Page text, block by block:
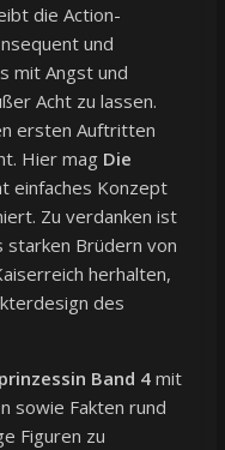
die Action-
und
mit Angst und
Acht zu lassen.
ersten Auftritten
Hier mag Die
einfaches Konzept
Zu verdanken ist
starken Brüdern von
herhalten,
des
Band 4mit
sowie Fakten rund
Figuren zu